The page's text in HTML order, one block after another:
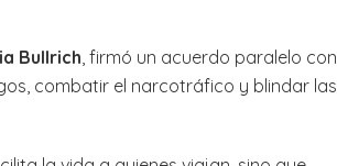
Bullrich , firmó un acuerdo paralelo con
combatir el narcotráfico y blindar las